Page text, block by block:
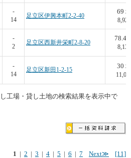
-
14
足立区伊興本町2-2-40
69 坪
8,928
-
2
足立区西新井栄町2-8-20
78.4
8,138
-
14
足立区新田1-2-15
30 坪
工場・貸し土地の検索結果を表示中で
1 | 2 | 3 | 4 | 5 | 6 | 7 Next≫ [11]